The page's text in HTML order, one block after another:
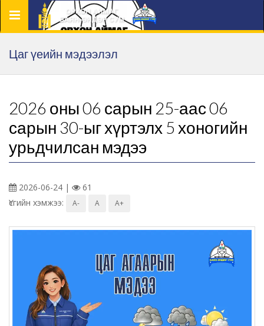
Цэс
Цаг үеийн мэдээлэл
2026 оны 06 сарын 25-аас 06
сарын 30-ыг хүртэлх 5 хоногийн
урьдчилсан мэдээ
2026-06-24 |
61
Үсгийн хэмжээ:
A- A A+